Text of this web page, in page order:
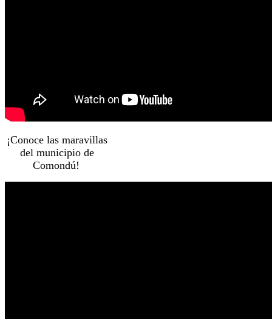
¡Conoce las maravillas
del municipio de
Comondú!